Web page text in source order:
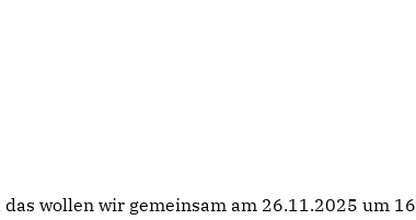
wollen wir gemeinsam am 26.11.2025 um 16